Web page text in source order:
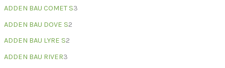
ADDEN BAU COMET S3
ADDEN BAU DOVE S2
ADDEN BAU LYRE S2
ADDEN BAU RIVER3